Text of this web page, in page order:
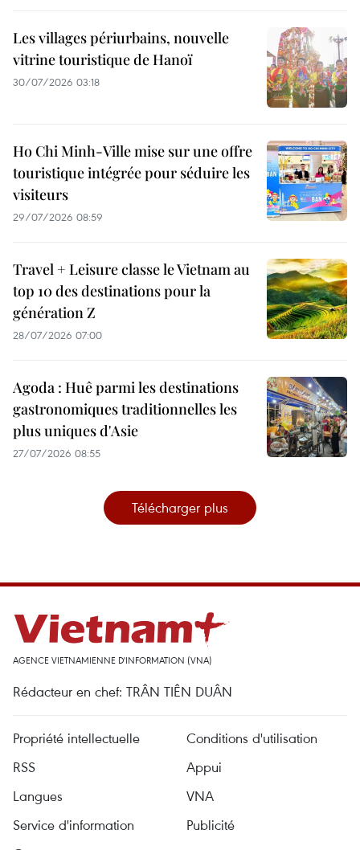
Les villages périurbains, nouvelle
vitrine touristique de Hanoï
30/07/2026 03:18
Ho Chi Minh-Ville mise sur une offre
touristique intégrée pour séduire les
visiteurs
29/07/2026 08:59
Travel + Leisure classe le Vietnam au
top 10 des destinations pour la
génération Z
28/07/2026 07:00
Agoda : Huê parmi les destinations
gastronomiques traditionnelles les
plus uniques d'Asie
27/07/2026 08:55
Télécharger plus
AGENCE VIETNAMIENNE D'INFORMATION (VNA)
Rédacteur en chef: TRÂN TIÊN DUÂN
Propriété intellectuelle
Conditions d'utilisation
RSS
Appui
Langues
VNA
Service d'information
Publicité